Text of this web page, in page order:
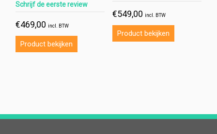
Schrijf de eerste review
€469,00 incl. BTW
Product bekijken
€549,00 incl. BTW
Product bekijken